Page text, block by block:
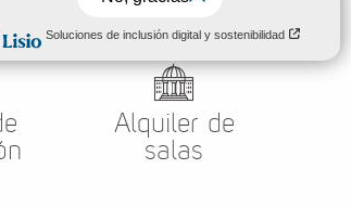
Alquiler de
salas